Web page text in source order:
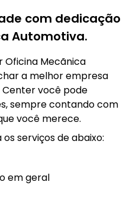
com dedicação
Automotiva.
Oficina Mecãnica
a melhor empresa
Center você pode
sempre contando com
você merece.
serviços de abaixo:
em geral